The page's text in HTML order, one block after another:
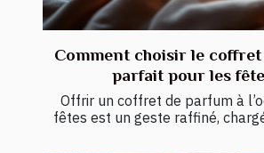
Comment choisir le
parfait pour les
Offrir un coffret de parfum à
fêtes est un geste raffiné,